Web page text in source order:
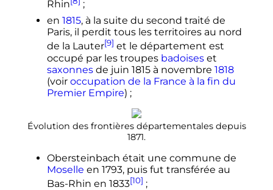
Rhin
;
en 1815, à la suite du second traité de
Paris, il perdit tous les territoires au nord
de la Lauter[9] et le département est
occupé par les troupes badoiseset
saxonnesde juin 1815 à novembre 1818
(voir occupation de la France à la fin du
Premier Empire) ;
Évolution des frontières départementales depuis
1871.
Obersteinbach était une commune de
Moselle en 1793, puis fut transférée au
Bas-Rhin en 1833[10] ;